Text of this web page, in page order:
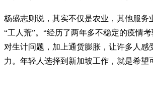
杨盛志则说，其实不仅是农业，其他服务
“工人荒”。“经历了两年多不稳定的疫情
对生计问题，加上通货膨胀，让许多人感
力。年轻人选择到新加坡工作，就是希望